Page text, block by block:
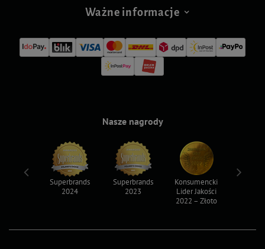
Ważne informacje
Nasze nagrody
Superbrands
2024
Superbrands
2023
Konsumencki
Lider Jakości
2022 – Złoto